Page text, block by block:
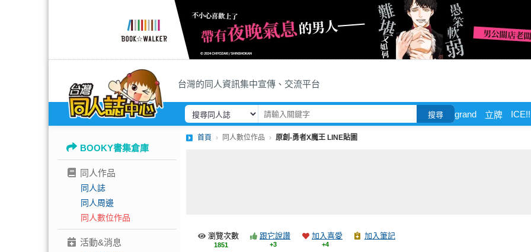
台灣的同人資訊集中宣傳、交流平台
搜尋 grand 立牌 ICE!!
BOOKY書集倉庫
同人作品
同人誌
同人周邊
同人數位作品
活動&消息
首頁 同人數位作品 原創-勇者X魔王 LINE貼圖
瀏覽次數
1851
跟它說讚
+3
加入喜愛
+4
加入筆記